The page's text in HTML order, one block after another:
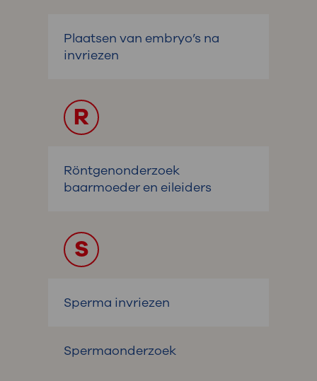
Plaatsen van embryo’s na
invriezen
R
Röntgenonderzoek
baarmoeder en eileiders
S
Sperma invriezen
Spermaonderzoek